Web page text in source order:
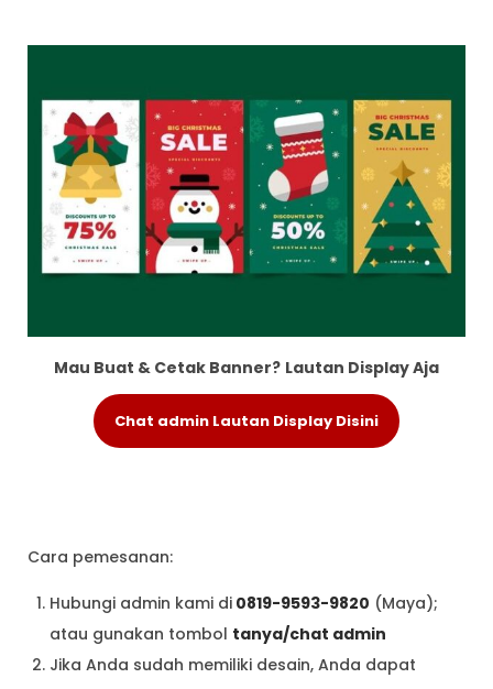
Mau Buat & Cetak Banner? Lautan Display Aja
Chat admin Lautan Display Disini
Cara pemesanan:
Hubungi admin kami di 0819-9593-9820 (Maya);
atau gunakan tombol tanya/chat admin
Jika Anda sudah memiliki desain, Anda dapat